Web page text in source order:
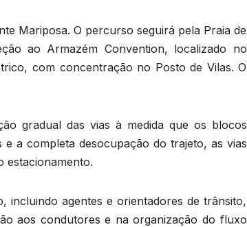
Mariposa. O percurso seguirá pela Praia de
ao Armazém Convention, localizado no
com concentração no Posto de Vilas. O
gradual das vias à medida que os blocos
a completa desocupação do trajeto, as vias
estacionamento.
incluindo agentes e orientadores de trânsito,
aos condutores e na organização do fluxo